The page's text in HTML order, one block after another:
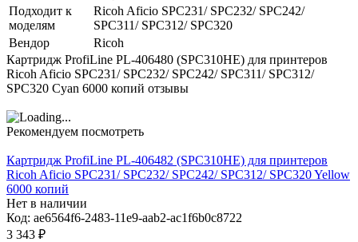
Подходит к
моделям
Ricoh Aficio SPC231/ SPC232/ SPC242/
SPC311/ SPC312/ SPC320
Вендор
Ricoh
Картридж ProfiLine PL-406480 (SPC310HE) для принтеров
Ricoh Aficio SPC231/ SPC232/ SPC242/ SPC311/ SPC312/
SPC320 Cyan 6000 копий отзывы
Рекомендуем посмотреть
Картридж ProfiLine PL-406482 (SPC310HE) для принтеров
Ricoh Aficio SPC231/ SPC232/ SPC242/ SPC312/ SPC320 Yellow
6000 копий
Нет в наличии
Код: ae6564f6-2483-11e9-aab2-ac1f6b0c8722
3 343 ₽